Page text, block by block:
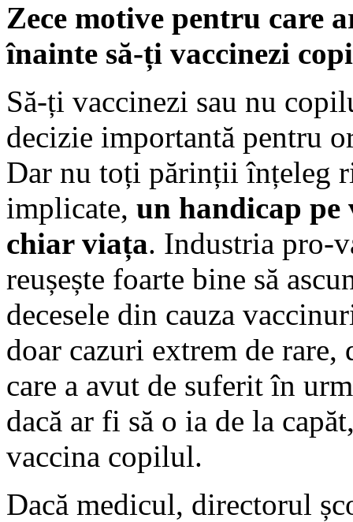
Zece motive pentru care
înainte să-ți vaccinezi
Să-ți vaccinezi sau nu
decizie importantă pentru
Dar nu toți părinții înțeleg
implicate, un handicap pe
chiar viața. Industria pro-
reușește foarte bine să
decesele din cauza
doar cazuri extrem de
care a avut de suferit în
dacă ar fi să o ia de la
vaccina copilul.
Dacă medicul, directorul